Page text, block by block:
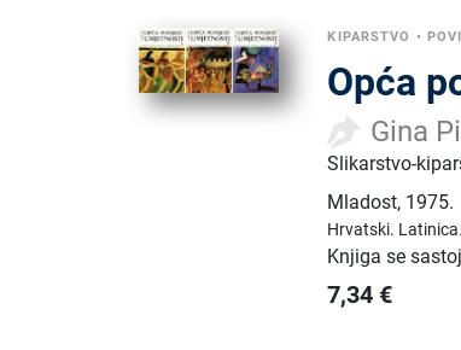
KIPARSTVO •
Opća
Gina
Slikarstvo-
Mladost, 1975.
Hrvatski.
Knjiga se
7,34 €